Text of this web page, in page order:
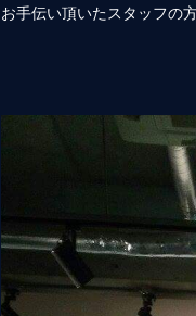
お手伝い頂いたスタッフの